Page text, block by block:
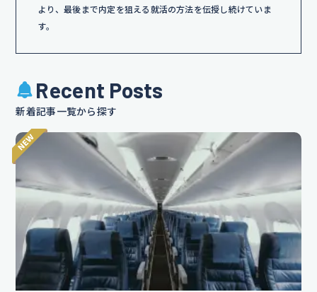
より、最後まで内定を狙える就活の方法を伝授し続けていま
す。
Recent Posts
新着記事一覧から探す